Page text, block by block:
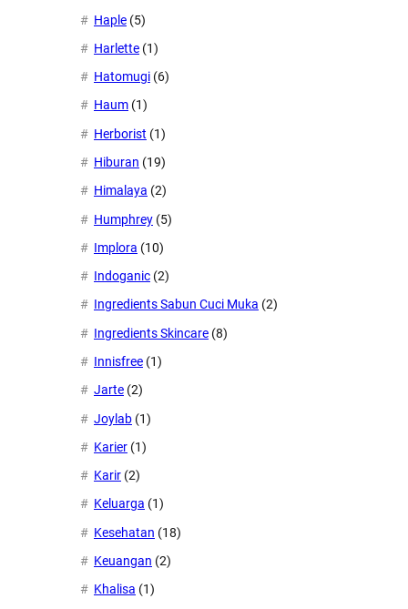
Haple (5)
Harlette (1)
Hatomugi (6)
Haum (1)
Herborist (1)
Hiburan (19)
Himalaya (2)
Humphrey (5)
Implora (10)
Indoganic (2)
Ingredients Sabun Cuci Muka (2)
Ingredients Skincare (8)
Innisfree (1)
Jarte (2)
Joylab (1)
Karier (1)
Karir (2)
Keluarga (1)
Kesehatan (18)
Keuangan (2)
Khalisa (1)